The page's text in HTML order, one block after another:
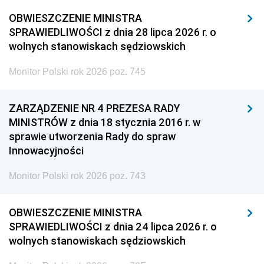
OBWIESZCZENIE MINISTRA
SPRAWIEDLIWOŚCI z dnia 28 lipca 2026 r. o
wolnych stanowiskach sędziowskich
Monitor Polski rok 2026 poz. 745
ZARZĄDZENIE NR 4 PREZESA RADY
MINISTRÓW z dnia 18 stycznia 2016 r. w
sprawie utworzenia Rady do spraw
Innowacyjności
Monitor Polski rok 2026 poz. 743
OBWIESZCZENIE MINISTRA
SPRAWIEDLIWOŚCI z dnia 24 lipca 2026 r. o
wolnych stanowiskach sędziowskich